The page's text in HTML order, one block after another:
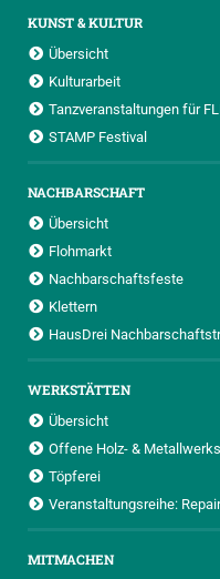
KUNST & KULTUR
Übersicht
Kulturarbeit
Tanzveranstaltungen für
STAMP Festival
NACHBARSCHAFT
Übersicht
Flohmarkt
Nachbarschaftsfeste
Klettern
HausDrei
WERKSTÄTTEN
Übersicht
Offene Holz- &
Töpferei
Veranstaltungsreihe:
MITMACHEN